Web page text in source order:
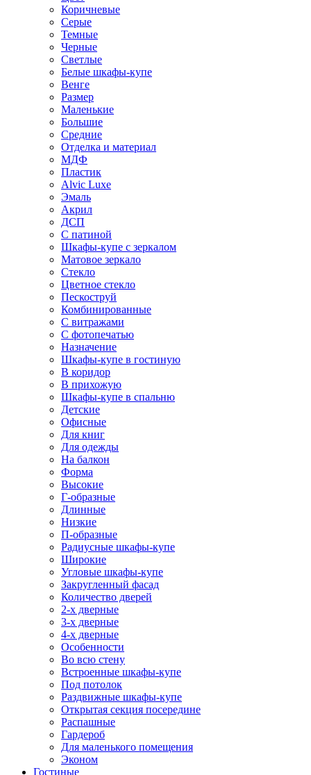
Коричневые
Серые
Темные
Черные
Светлые
Белые шкафы-купе
Венге
Размер
Маленькие
Большие
Средние
Отделка и материал
МДФ
Пластик
Alvic Luxe
Эмаль
Акрил
ДСП
С патиной
Шкафы-купе с зеркалом
Матовое зеркало
Стекло
Цветное стекло
Пескоструй
Комбинированные
С витражами
С фотопечатью
Назначение
Шкафы-купе в гостиную
В коридор
В прихожую
Шкафы-купе в спальню
Детские
Офисные
Для книг
Для одежды
На балкон
Форма
Высокие
Г-образные
Длинные
Низкие
П-образные
Радиусные шкафы-купе
Широкие
Угловые шкафы-купе
Закругленный фасад
Количество дверей
2-х дверные
3-х дверные
4-х дверные
Особенности
Во всю стену
Встроенные шкафы-купе
Под потолок
Раздвижные шкафы-купе
Открытая секция посередине
Распашные
Гардероб
Для маленького помещения
Эконом
Гостиные